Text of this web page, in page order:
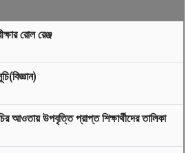
রোল রেঞ্জ
আওতায় উপবৃত্তি প্রাপ্ত শিক্ষার্থীদের তালিকা